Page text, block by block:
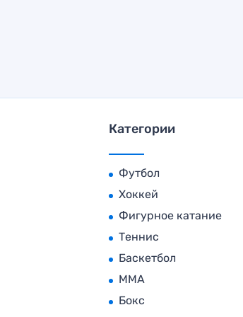
Категории
Футбол
Хоккей
Фигурное катание
Теннис
Баскетбол
MMA
Бокс